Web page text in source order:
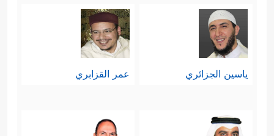
ياسين الجزائري عمر القزابري